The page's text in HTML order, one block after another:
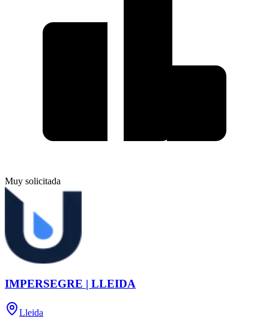
Muy solicitada
IMPERSEGRE | LLEIDA
Lleida